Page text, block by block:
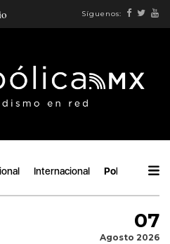
Síguenos:
Internacional Política
07
Agosto 2026